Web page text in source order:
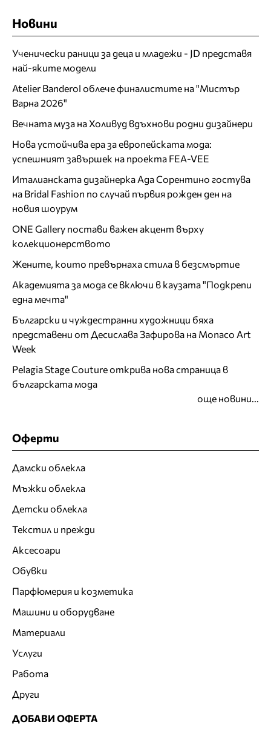
Новини
Ученически раници за деца и младежи - JD представя
най-яките модели
Atelier Banderol облече финалистите на "Мистър
Варна 2026"
Вечната муза на Холивуд вдъхнови родни дизайнери
Нова устойчива ера за европейската мода:
успешният завършек на проекта FEA-VEE
Италианската дизайнерка Ада Сорентино гостува
на Bridal Fashion по случай първия рожден ден на
новия шоурум
ONE Gallery постави важен акцент върху
колекционерството
Жените, които превърнаха стила в безсмъртие
Академията за мода се включи в каузата "Подкрепи
една мечта"
Български и чуждестранни художници бяха
представени от Десислава Зафирова на Monaco Art
Week
Pelagia Stage Couture открива нова страница в
българската мода
още новини...
Оферти
Дамски облекла
Мъжки облекла
Детски облекла
Текстил и прежди
Аксесоари
Обувки
Парфюмерия и козметика
Машини и оборудване
Материали
Услуги
Работа
Други
ДОБАВИ ОФЕРТА